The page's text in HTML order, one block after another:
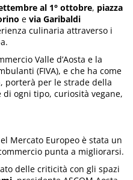
al 1° ottobre, piazza
e via Garibaldi
culinaria attraverso i
Valle d’Aosta e la
(FIVA), e che ha come
porterà per le strade della
ogni tipo, curiosità vegane,
Mercato Europeo è stata un
punta a migliorarsi.
delle criticità con gli spazi